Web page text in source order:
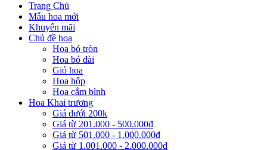
Trang Chủ
Mẫu hoa mới
Khuyến mãi
Chủ đề hoa
Hoa bó tròn
Hoa bó dài
Giỏ hoa
Hoa hộp
Hoa cắm bình
Hoa Khai trương
Giá dưới 200k
Giá từ 201.000 - 500.000đ
Giá từ 501.000 - 1.000.000đ
Giá từ 1.001.000 - 2.000.000đ